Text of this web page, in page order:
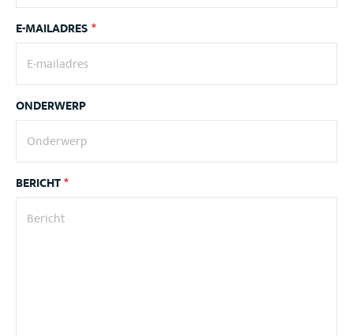
E-MAILADRES*
ONDERWERP
BERICHT*